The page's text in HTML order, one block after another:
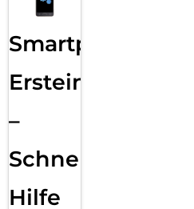
Smartphone
Ersteinrichtung
–
Schnelle
Hilfe